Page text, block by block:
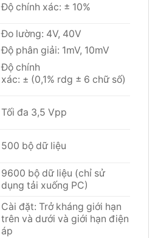
Độ chính xác: ± 10%
Đo lường: 4V, 40V
Độ phân giải: 1mV, 10mV
Độ chính
xác: ± (0,1% rdg ± 6 chữ số)
Tối đa 3,5 Vpp
500 bộ dữ liệu
9600 bộ dữ liệu (chỉ sử
dụng tải xuống PC)
Cài đặt: Trở kháng giới hạn
trên và dưới và giới hạn điện
áp